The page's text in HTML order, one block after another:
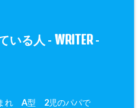
いる人 - WRITER-
れ A型 2児のパパで